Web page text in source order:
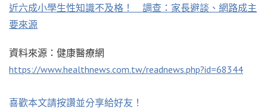
近六成小學生性知識不及格！ 調查：家長避談、網路成主
要來源
資料來源：健康醫療網
https://www.healthnews.com.tw/readnews.php?id=68344
喜歡本文請按讚並分享給好友！